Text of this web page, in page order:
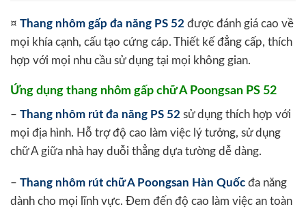
¤ Thang nhôm gấp đa năng PS 52 được đánh giá cao về
mọi khía cạnh, cấu tạo cứng cáp. Thiết kế đẳng cấp, thích
hợp với mọi nhu cầu sử dụng tại mọi không gian.
Ứng dụng thang nhôm gấp chữ A Poongsan PS 52
– Thang nhôm rút đa năng PS 52 sử dụng thích hợp với
mọi địa hình. Hỗ trợ độ cao làm việc lý tưởng, sử dụng
chữ A giữa nhà hay duỗi thẳng dựa tường dễ dàng.
– Thang nhôm rút chữ A Poongsan Hàn Quốc đa năng
dành cho mọi lĩnh vực. Đem đến độ cao làm việc an toàn